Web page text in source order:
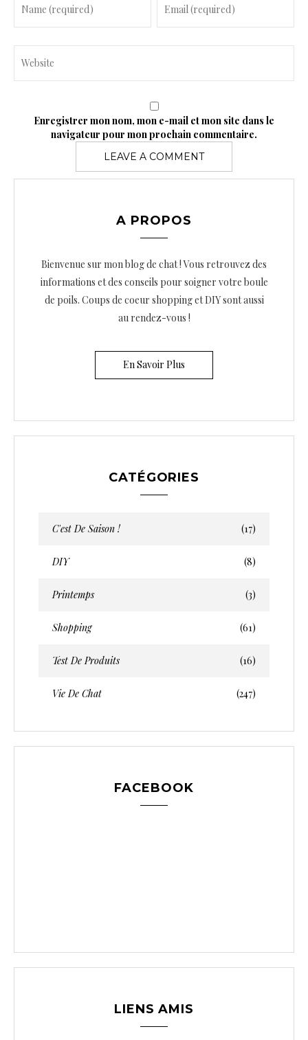
Enregistrer mon nom, mon e-mail et mon site dans le
navigateur pour mon prochain commentaire.
A PROPOS
Bienvenue sur mon blog de chat ! Vous retrouvez des
informations et des conseils pour soigner votre boule
de poils. Coups de coeur shopping et DIY sont aussi
au rendez-vous !
En Savoir Plus
CATÉGORIES
C'est De Saison ! (17)
DIY (8)
Printemps (3)
Shopping (61)
Test De Produits (16)
Vie De Chat (247)
FACEBOOK
LIENS AMIS